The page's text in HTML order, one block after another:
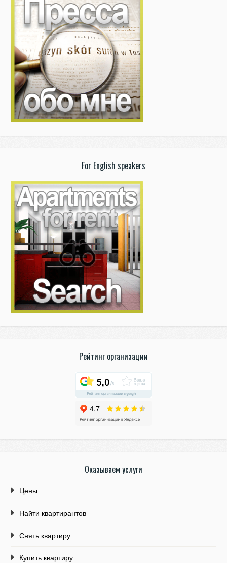
For English speakers
Рейтинг организации
Оказываем услуги
Цены
Найти квартирантов
Снять квартиру
Купить квартиру